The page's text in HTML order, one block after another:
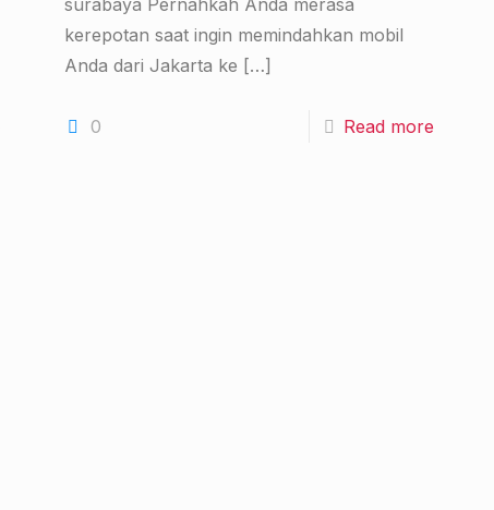
surabaya Pernahkah Anda merasa
kerepotan saat ingin memindahkan mobil
Anda dari Jakarta ke […]
0 Read more